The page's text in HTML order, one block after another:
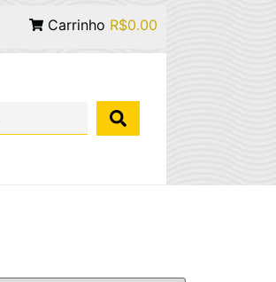
Carrinho R$0.00